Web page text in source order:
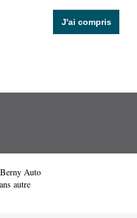
J'ai compris
Auto
autre